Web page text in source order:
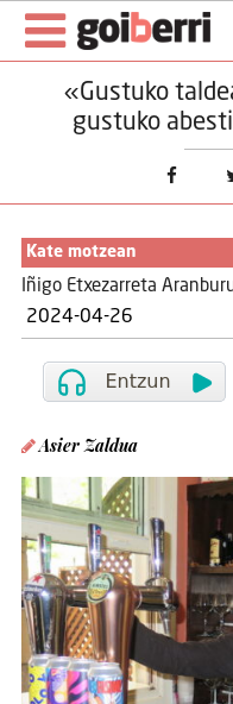
«Gustuko
gustuko
Kate motzean
Iñigo Etxezarreta
2024-04-26
Asier Zaldua